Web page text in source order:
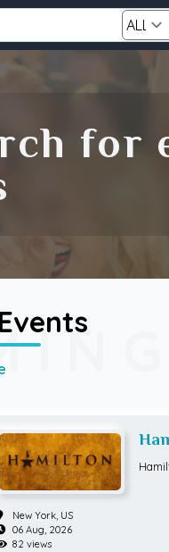
for
New York, US
06 Aug, 2026
82 views